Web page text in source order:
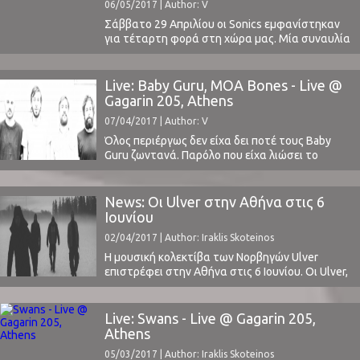
σύνθεση αλλά και στη συμβολή του Sean
Lennon, που ...
06/05/2017 | Author: V
Σάββατο 29 Απριλίου οι Sonics εμφανίστηκαν
για τέταρτη φορά στη χώρα μας. Μία συναυλία
που προσωπικά περίμενα με μεγάλη
ανυπομονησία από την πρώτη στιγμή της
ανακοίνωσής της.Θυμάμαι ακόμα τις τρεις
προηγούμενες φορές στο Gagarin 205 που
αποφάσισα να μην παρευρεθώ. Σε μία
κατάσταση άρνησης για το πιθανό θέαμα μιας
μπάντας ...
Live: Baby Guru, MOA Bones - Live @
Gagarin 205, Athens
07/04/2017 | Author: V
Όλος περιέργως δεν είχα δει ποτέ τους Baby
Guru ζωντανά. Παρόλο που είχα λιώσει το
Marginalia λίγα χρόνια πριν. Παρόλο που έλεγα
“αυτή τη φορά δεν τους χάνω”, όποτε έκαναν
κάποιο live.Την Πέμπτη όμως 30 Μαρτίου
ήμασταν στο Gagarin.Ο βασικότερος λόγος;Η
δουλειά ...
News: Οι Ulver στην Αθήνα στις 6
Ιουνίου
02/04/2017 | Author: Iraklis Skoteinos
Η μουσική κολεκτίβα των Νορβηγών Ulver
επιστρέφει στην Αθήνα στις 6 Ιουνίου. Οι Ulver,
ενεργοί με διαφορετικές μορφές από το 1993
έχουν κυκλοφορήσει 13 album και έχουν
πειραματιστεί με πολλά μουσικά είδη, από το
Black Metal της πρώτης τους εποχής,
Live: Swans - Live @ Gagarin 205,
Athens
05/03/2017 | Author: Iraklis Skoteinos